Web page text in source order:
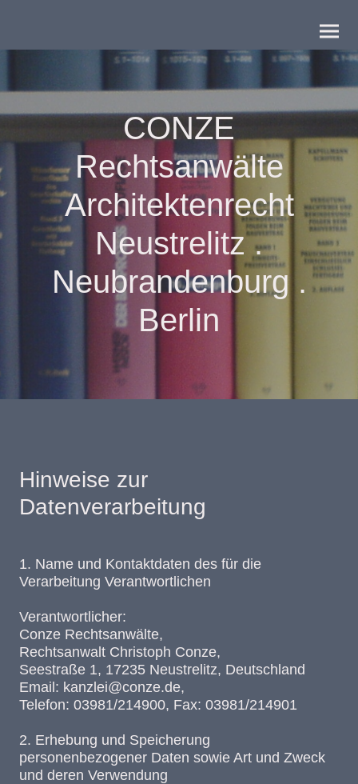
CONZE
Rechtsanwälte
Architektenrecht
Neustrelitz .
Neubrandenburg .
Berlin
Hinweise zur
Datenverarbeitung
1. Name und Kontaktdaten des für die
Verarbeitung Verantwortlichen
Verantwortlicher:
Conze Rechtsanwälte,
Rechtsanwalt Christoph Conze,
Seestraße 1, 17235 Neustrelitz, Deutschland
Email: kanzlei@conze.de,
Telefon: 03981/214900, Fax: 03981/214901
2. Erhebung und Speicherung
personenbezogener Daten sowie Art und Zweck
und deren Verwendung